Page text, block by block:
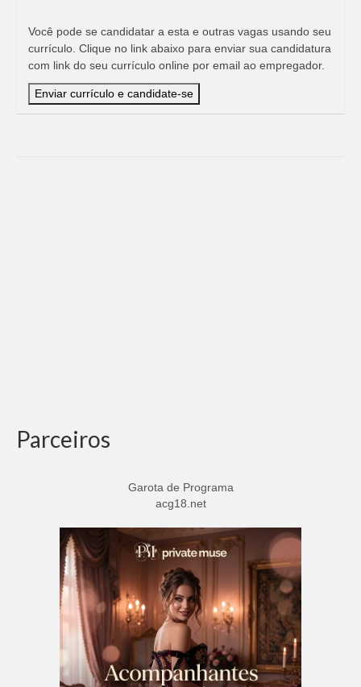
Você pode se candidatar a esta e outras vagas usando seu
currículo. Clique no link abaixo para enviar sua candidatura
com link do seu currículo online por email ao empregador.
Parceiros
Garota de Programa
acg18.net